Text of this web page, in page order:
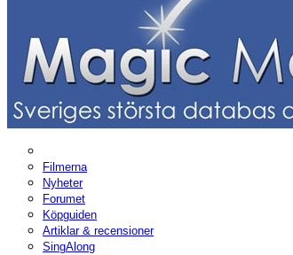
Filmerna
Nyheter
Forumet
Köpguiden
Artiklar & recensioner
SingAlong